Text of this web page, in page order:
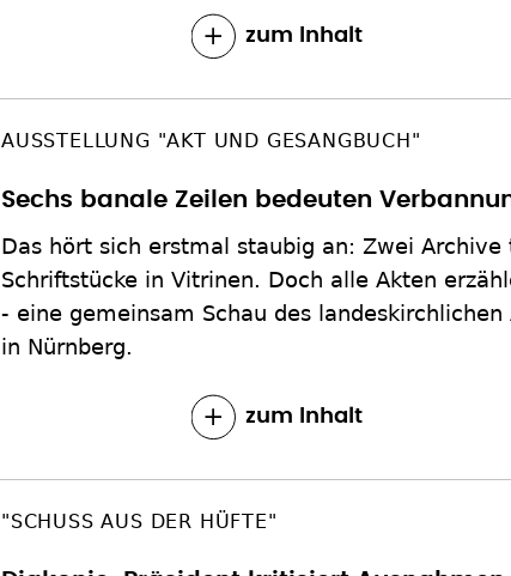
zum Inhalt
AUSSTELLUNG "AKT UND GESANGBUCH"
Sechs banale Zeilen bedeuten
Das hört sich erstmal staubig an: Zwei
Schriftstücke in Vitrinen. Doch alle Akten
- eine gemeinsam Schau des
in Nürnberg.
zum Inhalt
"SCHUSS AUS DER HÜFTE"